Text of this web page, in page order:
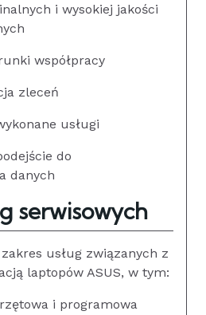
i wysokiej jakości
współpracy
zleceń
usługi
do
danych
serwisowych
usług związanych z
laptopów ASUS, w tym:
i programowa